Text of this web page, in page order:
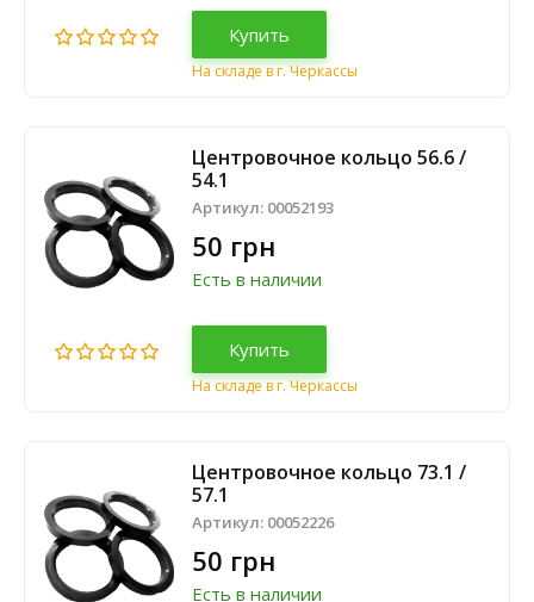
Купить
На складе в г. Черкассы
Центровочное кольцо 56.6 /
54.1
Артикул: 00052193
50 грн
Есть в наличии
Купить
На складе в г. Черкассы
Центровочное кольцо 73.1 /
57.1
Артикул: 00052226
50 грн
Есть в наличии